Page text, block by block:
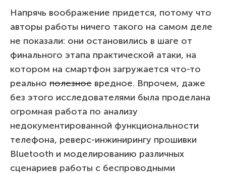
Напрячь воображение придется, потому что
авторы работы ничего такого на самом деле
не показали: они остановились в шаге от
финального этапа практической атаки, на
котором на смартфон загружается что-то
реально полезное вредное. Впрочем, даже
без этого исследователями была проделана
огромная работа по анализу
недокументированной функциональности
телефона, реверс-инжинирингу прошивки
Bluetooth и моделированию различных
сценариев работы с беспроводными